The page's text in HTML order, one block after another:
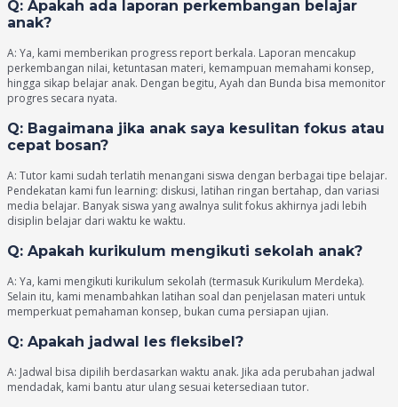
Q: Apakah ada laporan perkembangan belajar
anak?
A: Ya, kami memberikan progress report berkala. Laporan mencakup
perkembangan nilai, ketuntasan materi, kemampuan memahami konsep,
hingga sikap belajar anak. Dengan begitu, Ayah dan Bunda bisa memonitor
progres secara nyata.
Q: Bagaimana jika anak saya kesulitan fokus atau
cepat bosan?
A: Tutor kami sudah terlatih menangani siswa dengan berbagai tipe belajar.
Pendekatan kami fun learning: diskusi, latihan ringan bertahap, dan variasi
media belajar. Banyak siswa yang awalnya sulit fokus akhirnya jadi lebih
disiplin belajar dari waktu ke waktu.
Q: Apakah kurikulum mengikuti sekolah anak?
A: Ya, kami mengikuti kurikulum sekolah (termasuk Kurikulum Merdeka).
Selain itu, kami menambahkan latihan soal dan penjelasan materi untuk
memperkuat pemahaman konsep, bukan cuma persiapan ujian.
Q: Apakah jadwal les fleksibel?
A: Jadwal bisa dipilih berdasarkan waktu anak. Jika ada perubahan jadwal
mendadak, kami bantu atur ulang sesuai ketersediaan tutor.